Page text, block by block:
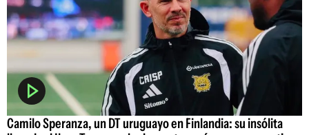
Camilo Speranza, un DT uruguayo en Finlandia: su insólita